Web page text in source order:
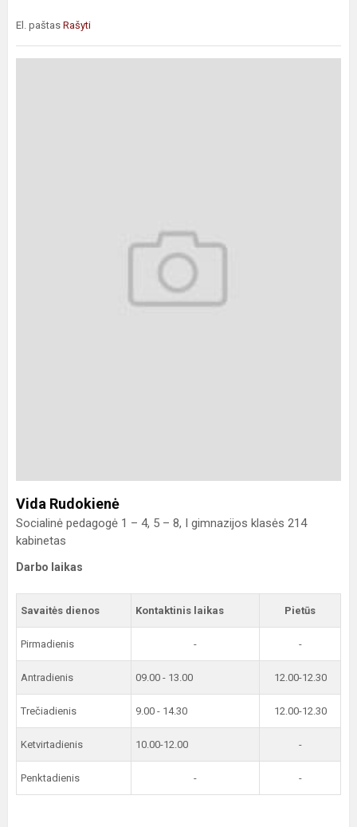
El. paštas Rašyti
Vida Rudokienė
Socialinė pedagogė 1 – 4, 5 – 8, I gimnazijos klasės 214
kabinetas
Darbo laikas
Savaitės dienos Kontaktinis laikas Pietūs
Pirmadienis - -
Antradienis 09.00 - 13.00 12.00-12.30
Trečiadienis 9.00 - 14.30 12.00-12.30
Ketvirtadienis 10.00-12.00 -
Penktadienis - -